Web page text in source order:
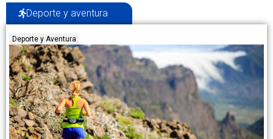
Deporte y aventura
Deporte y Aventura